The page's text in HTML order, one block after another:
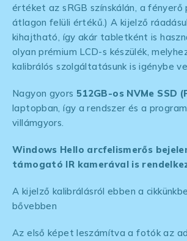
értéket az sRGB színskálán, a fényerő
átlagon felüli értékű.) A kijelző
kihajtható, így akár tabletként is
olyan prémium LCD-s készülék,
kalibrálós szolgáltatásunk is igénybe
Nagyon gyors 512GB-os NVMe SSD
laptopban, így a rendszer és a
villámgyors.
Windows Hello arcfelismerős
támogató IR kamerával is
A kijelző kalibrálásról ebben a
bővebben
Az első képet leszámítva a fotók az